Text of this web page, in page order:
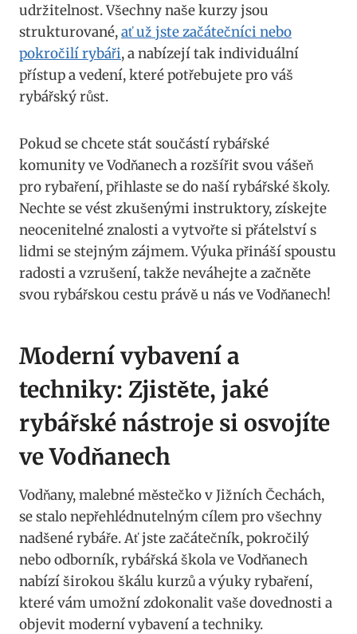
udržitelnost. Všechny naše⁤ kurzy​ jsou
strukturované,ať už jste začátečníci‍ nebo
pokročilí rybáři, a nabízejí tak individuální
přístup a vedení, ⁣které ⁣potřebujete pro váš⁤
rybářský růst.
Pokud se ​chcete stát‍ součástí rybářské
komunity ve⁤ Vodňanech a⁤ rozšířit svou vášeň
pro rybaření, přihlaste ‍se do naší rybářské školy.
Nechte se vést zkušenými instruktory, získejte
neocenitelné znalosti‌ a vytvořte si přátelství‍ s
lidmi se stejným zájmem. Výuka přináší spoustu
⁢radosti a vzrušení,⁢ takže ⁢neváhejte a začněte
⁤svou rybářskou cestu právě u nás ve Vodňanech!
Moderní vybavení a
techniky: Zjistěte, jaké
rybářské⁢ nástroje ⁢si osvojíte
ve Vodňanech
Vodňany, malebné městečko v Jižních Čechách,‍
se stalo nepřehlédnutelným cílem ‍pro všechny
nadšené rybáře. Ať jste začátečník, pokročilý
nebo odborník, rybářská škola ve Vodňanech
nabízí širokou škálu kurzů a výuky rybaření,
které vám umožní zdokonalit vaše dovednosti a
objevit moderní vybavení a techniky.